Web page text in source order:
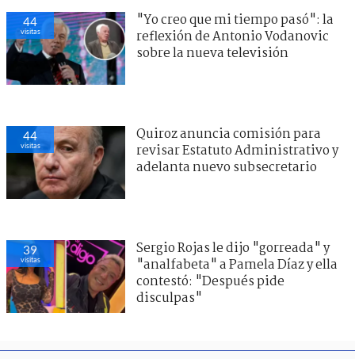
44
visitas
"Yo creo que mi tiempo pasó": la
reflexión de Antonio Vodanovic
sobre la nueva televisión
44
visitas
Quiroz anuncia comisión para
revisar Estatuto Administrativo y
adelanta nuevo subsecretario
39
visitas
Sergio Rojas le dijo "gorreada" y
"analfabeta" a Pamela Díaz y ella
contestó: "Después pide
disculpas"